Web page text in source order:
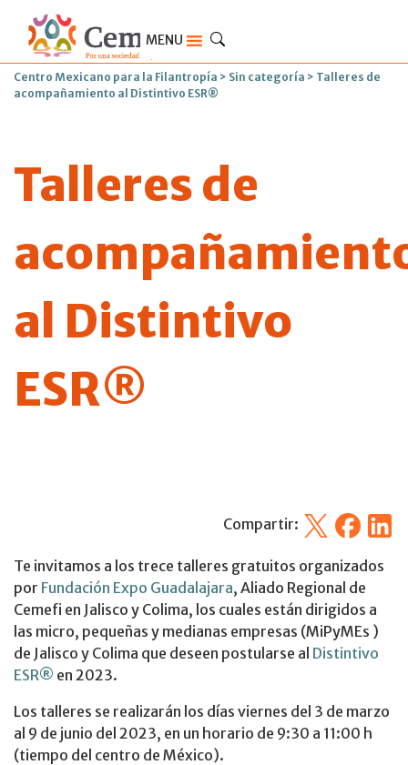
MENU
Centro Mexicano para la Filantropía > Sin categoría > Talleres de
acompañamiento al Distintivo ESR®
Talleres de
al Distintivo
ESR®
Compartir: X Facebook
Te invitamos a los trece talleres gratuitos organizados
por Fundación Expo Guadalajara, Aliado Regional de
Cemefi en Jalisco y Colima, los cuales están dirigidos a
las micro, pequeñas y medianas empresas (MiPyMEs )
de Jalisco y Colima que deseen postularse al Distintivo
ESR® en 2023.
Los talleres se realizarán los días viernes del 3 de marzo
al 9 de junio del 2023, en un horario de 9:30 a 11:00 h
(tiempo del centro de México).